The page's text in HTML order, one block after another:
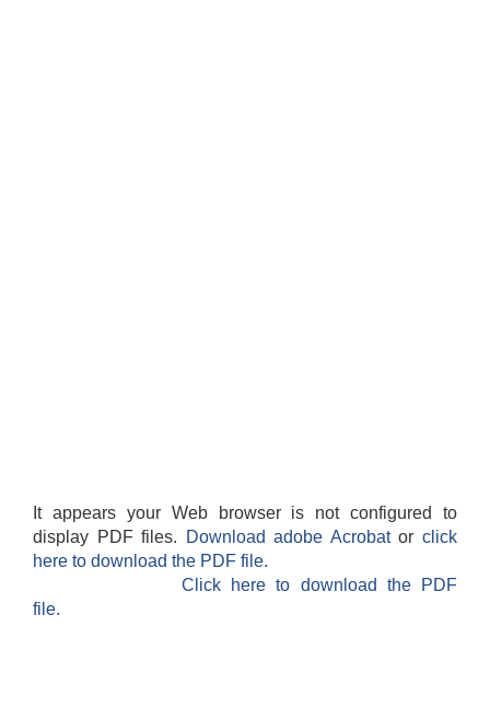
It appears your Web browser is not configured to
display PDF files.
Download adobe Acrobatorclick
here to download the PDF file.
Click here to download the PDF
file.